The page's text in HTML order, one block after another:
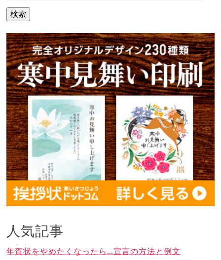
検索
人気記事
年賀状をやめたくなったら…宣言の方法と例文